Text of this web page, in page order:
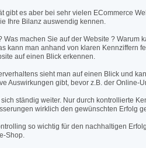
gibt es aber bei sehr vielen ECommerce
Ihre Bilanz auswendig kennen.
Was machen Sie auf der Website ? Warum
kann man anhand von klaren Kennziffern
auf einen Blick erkennen.
sieht man auf einen Blick und
Auswirkungen gibt, bevor z.B. der Online-
ständig weiter. Nur durch kontrollierte
wirklich den gewünschten Erfolg
so wichtig für den nachhaltigen
Shop.